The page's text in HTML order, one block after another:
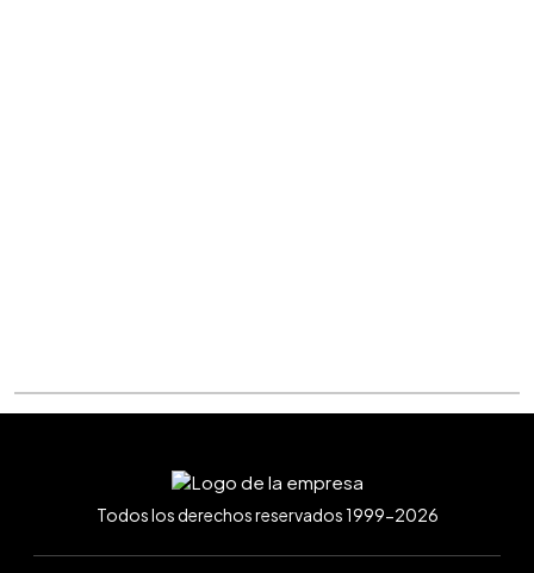
Todos los derechos reservados 1999-2026